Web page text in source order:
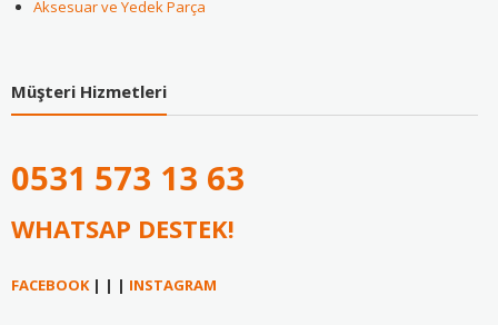
Aksesuar ve Yedek Parça
Müşteri Hizmetleri
0531 573 13 63
WHATSAP DESTEK!
FACEBOOK| | | INSTAGRAM